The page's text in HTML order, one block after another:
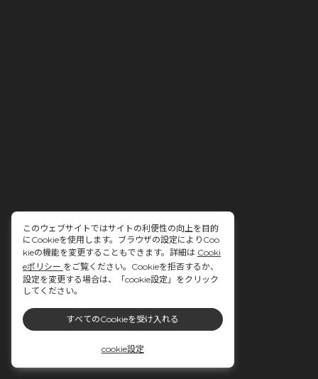
このウェブサイトではサイトの利便性の向上を目的
にCookieを使用します。ブラウザの設定によりCoo
kieの機能を変更することもできます。詳細は Cooki
eポリシー をご覧ください。Cookieを拒否するか、
設定を変更する場合は、「cookie設定」をクリック
してください。
すべてのCookieを受け入れる
cookie設定